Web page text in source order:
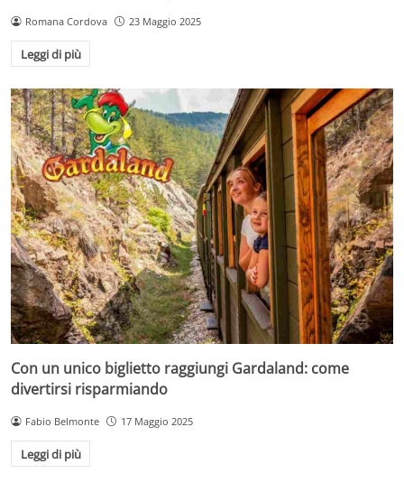
Romana Cordova 23 Maggio 2025
Leggi di più
Con un unico biglietto raggiungi Gardaland: come
divertirsi risparmiando
Fabio Belmonte 17 Maggio 2025
Leggi di più